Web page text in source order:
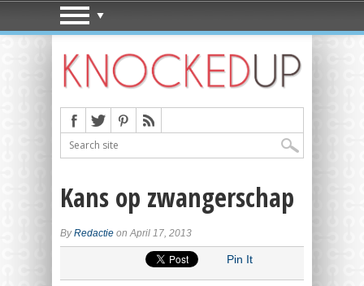
Kans op zwangerschap
ByRedactie on April 17, 2013
Pin It